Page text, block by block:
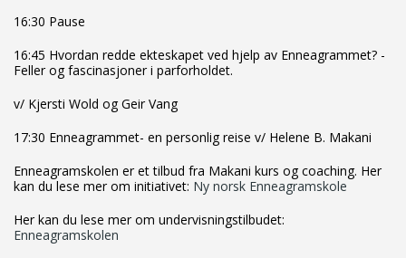
16:30 Pause
16:45 Hvordan redde ekteskapet ved hjelp av Enneagrammet? -
Feller og fascinasjoner i parforholdet.
v/ Kjersti Wold og Geir Vang
17:30 Enneagrammet- en personlig reise v/ Helene B. Makani
Enneagramskolen er et tilbud fra Makani kurs og coaching. Her
kan du lese mer om initiativet: Ny norsk Enneagramskole
Her kan du lese mer om undervisningstilbudet:
Enneagramskolen